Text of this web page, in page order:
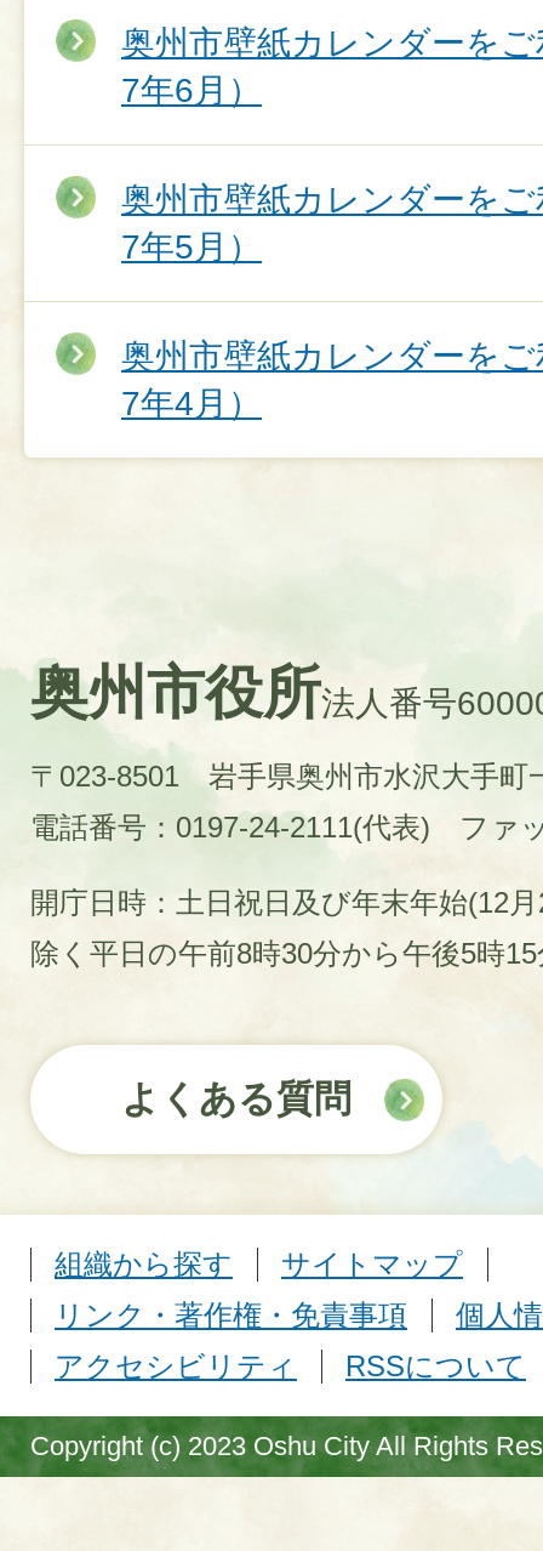
奥州市壁紙カレンダーを
7年6月）
奥州市壁紙カレンダーを
7年5月）
奥州市壁紙カレンダーを
7年4月）
奥州市役所法人番号
〒023-8501 岩手県奥州市水沢大手町
電話番号：0197-24-2111(代表)
ファ
開庁日時：土日祝日及び年末年始(12
除く平日の午前8時30分から午後5時
よくある質問
組織から探す
サイトマップ
リンク・著作権・免責事項
個人
アクセシビリティ
RSSについて
Copyright (c) 2023 Oshu City All Rights